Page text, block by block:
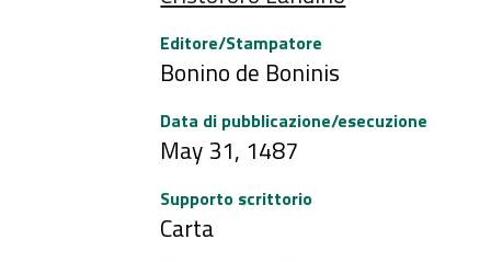
Editore/Stampatore
Bonino de Boninis
Data di pubblicazione/esecuzione
May 31, 1487
Supporto scrittorio
Carta